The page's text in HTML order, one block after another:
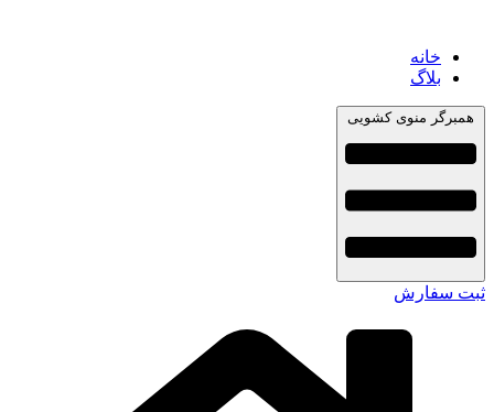
خانه
بلاگ
همبرگر منوی کشویی
ثبت سفارش